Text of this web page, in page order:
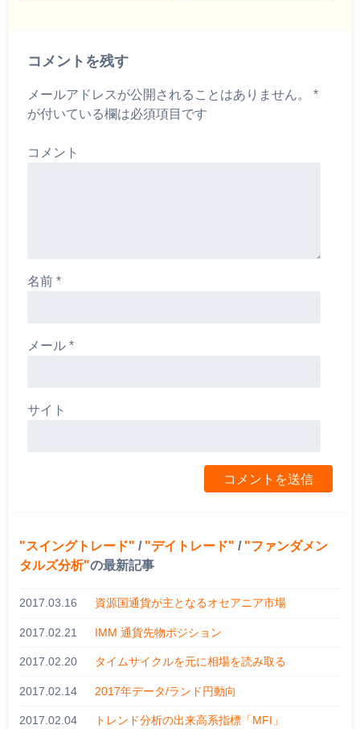
コメントを残す
メールアドレスが公開されることはありません。
*
が付いている欄は必須項目です
コメント
名前 *
メール *
サイト
スイングトレード / デイトレード /
ファンダメン
タルズ分析 の最新記事
2017.03.16 資源国通貨が主となるオセアニア市場
2017.02.21 IMM 通貨先物ポジション
2017.02.20 タイムサイクルを元に相場を読み取る
2017.02.14 2017年データ/ランド円動向
2017.02.04 トレンド分析の出来高系指標「MFI」